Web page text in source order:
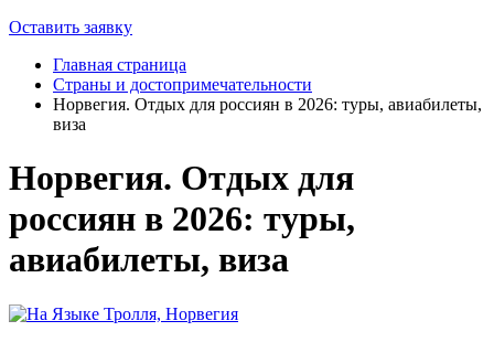
Оставить заявку
Главная страница
Страны и достопримечательности
Норвегия. Отдых для россиян в 2026: туры, авиабилеты,
виза
Норвегия. Отдых для
россиян в 2026: туры,
авиабилеты, виза